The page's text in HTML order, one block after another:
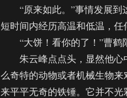
“原来如此。”事情发展到
短时间内经历高温和低温，任
“大饼！看你的了！”曹鹤
朱云峰点点头，显然他心
么奇特的动物或者机械生物
来平平无奇的铁锤。它并不